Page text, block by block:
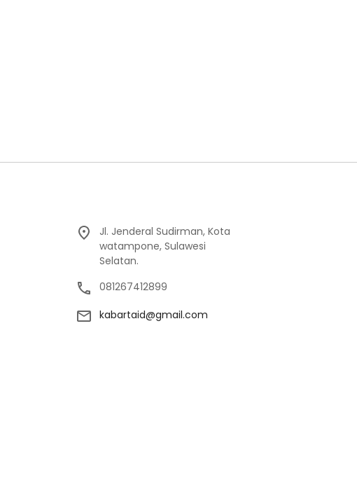
Jl. Jenderal Sudirman, Kota
watampone, Sulawesi
Selatan.
081267412899
kabartaid@gmail.com